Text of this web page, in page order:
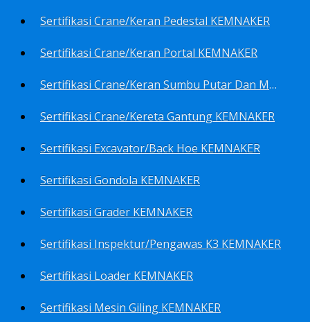
Sertifikasi Crane/Keran Pedestal KEMNAKER
Sertifikasi Crane/Keran Portal KEMNAKER
Sertifikasi Crane/Keran Sumbu Putar Dan Mesin Pancang KEMNAKER
Sertifikasi Crane/Kereta Gantung KEMNAKER
Sertifikasi Excavator/Back Hoe KEMNAKER
Sertifikasi Gondola KEMNAKER
Sertifikasi Grader KEMNAKER
Sertifikasi Inspektur/Pengawas K3 KEMNAKER
Sertifikasi Loader KEMNAKER
Sertifikasi Mesin Giling KEMNAKER